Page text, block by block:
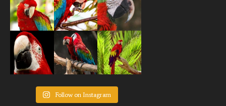
Follow on Instagram